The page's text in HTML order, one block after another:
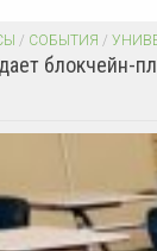
/ СОБЫТИЯ /
блокчейн-